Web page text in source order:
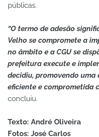
públicas.
“O termo de adesão
Velho se compromete a
no âmbito e a CGU se
prefeitura execute e
decidiu, promovendo
eficiente e comprometida
concluiu.
Texto: André Oliveira
Fotos: José Carlos